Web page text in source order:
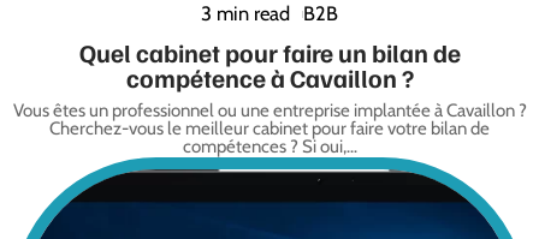
3 min read B2B
Quel cabinet pour faire un bilan de
compétence à Cavaillon ?
Vous êtes un professionnel ou une entreprise implantée à Cavaillon ?
Cherchez-vous le meilleur cabinet pour faire votre bilan de
compétences ? Si oui,…